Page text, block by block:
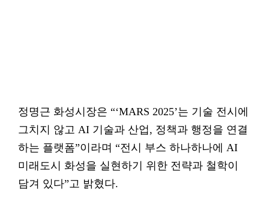
정명근 화성시장은 “‘MARS 2025’는 기술 전시에
그치지 않고 AI 기술과 산업, 정책과 행정을 연결
하는 플랫폼”이라며 “전시 부스 하나하나에 AI
미래도시 화성을 실현하기 위한 전략과 철학이
담겨 있다”고 밝혔다.